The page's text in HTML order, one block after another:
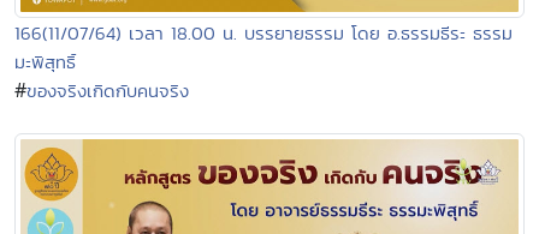
166(11/07/64) เวลา 18.00 น. บรรยายธรรม โดย อ.ธรรมธีระ ธรรม
มะพิสุทธิ์
#ของจริงเกิดกับคนจริง